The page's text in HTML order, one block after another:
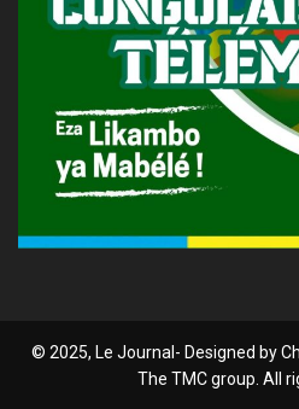
© 2025, Le Journal- Designed by
The TMC group. All